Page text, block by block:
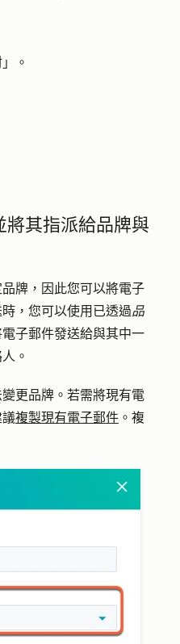
」。
將其指派給品牌與
牌，因此您可以將電子
，您可以使用已透過品
子郵件發送給與其中一
。
更品牌。若需將現有電
議複製現有電子郵件 。複